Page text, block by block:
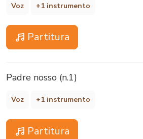
Voz +1 instrumento
Partitura
Padre nosso (n.1)
Voz +1 instrumento
Partitura